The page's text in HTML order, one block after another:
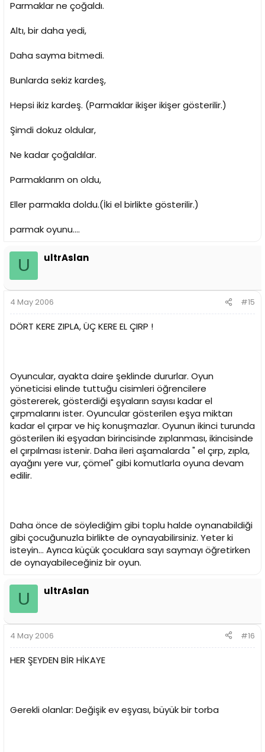
Parmaklar ne çoğaldı.
Altı, bir daha yedi,
Daha sayma bitmedi.
Bunlarda sekiz kardeş,
Hepsi ikiz kardeş. (Parmaklar ikişer ikişer gösterilir.)
Şimdi dokuz oldular,
Ne kadar çoğaldılar.
Parmaklarım on oldu,
Eller parmakla doldu.(İki el birlikte gösterilir.)
parmak oyunu....
U ultrAslan
4 May 2006 #15
DÖRT KERE ZIPLA, ÜÇ KERE EL ÇIRP !
Oyuncular, ayakta daire şeklinde dururlar. Oyun
yöneticisi elinde tuttuğu cisimleri öğrencilere
göstererek, gösterdiği eşyaların sayısı kadar el
çırpmalarını ister. Oyuncular gösterilen eşya miktarı
kadar el çırpar ve hiç konuşmazlar. Oyunun ikinci turunda
gösterilen iki eşyadan birincisinde zıplanması, ikincisinde
el çırpılması istenir. Daha ileri aşamalarda " el çırp, zıpla,
ayağını yere vur, çömel" gibi komutlarla oyuna devam
edilir.
Daha önce de söylediğim gibi toplu halde oynanabildiği
gibi çocuğunuzla birlikte de oynayabilirsiniz. Yeter ki
isteyin... Ayrıca küçük çocuklara sayı saymayı öğretirken
de oynayabileceğiniz bir oyun.
U ultrAslan
4 May 2006 #16
HER ŞEYDEN BİR HİKAYE
Gerekli olanlar: Değişik ev eşyası, büyük bir torba